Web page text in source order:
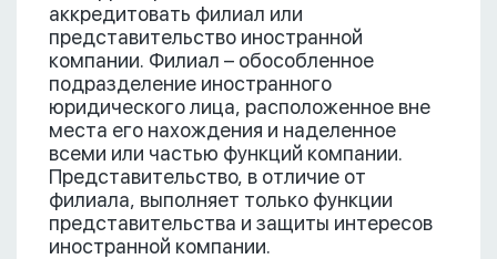
аккредитовать филиал или
представительство иностранной
компании. Филиал – обособленное
подразделение иностранного
юридического лица, расположенное вне
места его нахождения и наделенное
всеми или частью функций компании.
Представительство, в отличие от
филиала, выполняет только функции
представительства и защиты интересов
иностранной компании.